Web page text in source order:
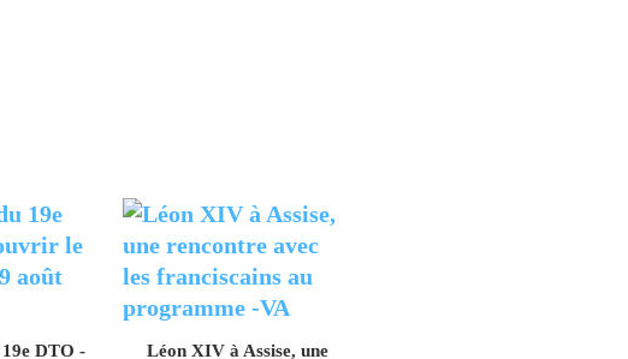
DTO -
Léon XIV à Assise, une